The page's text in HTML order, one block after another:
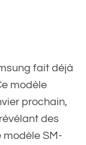
fait déjà
modèle
prochain,
des
SM-